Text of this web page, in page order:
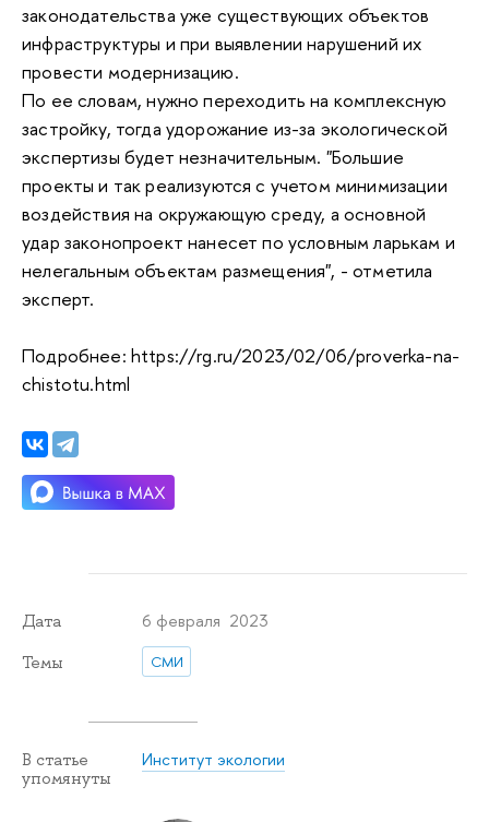
законодательства уже существующих объектов
инфраструктуры и при выявлении нарушений их
провести модернизацию.
По ее словам, нужно переходить на комплексную
застройку, тогда удорожание из-за экологической
экспертизы будет незначительным. "Большие
проекты и так реализуются с учетом минимизации
воздействия на окружающую среду, а основной
удар законопроект нанесет по условным ларькам и
нелегальным объектам размещения", - отметила
эксперт.
Подробнее: https://rg.ru/2023/02/06/proverka-na-
chistotu.html
Дата 6 февраля 2023
Темы СМИ
В статье
упомянуты
Институт экологии